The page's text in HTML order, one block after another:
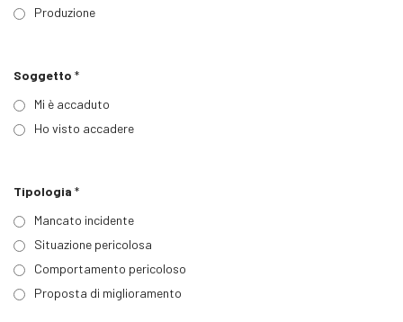
Produzione
Soggetto *
Mi è accaduto
Ho visto accadere
Tipologia *
Mancato incidente
Situazione pericolosa
Comportamento pericoloso
Proposta di miglioramento